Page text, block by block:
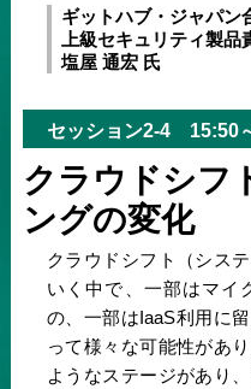
ギットハブ・ジャパン
上級セキュリティ製品
塩屋 通宏 氏
セッション2-4 15:50
クラウドシフ
ングの変化
クラウドシフト（シス
いく中で、一部はマイ
の、一部はIaaS利用に
って様々な可能性があ
ようなステージがあり